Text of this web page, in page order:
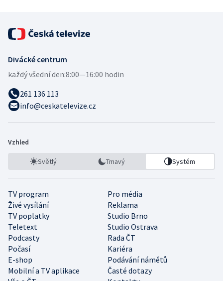
Divácké centrum
každý všední den:8:00—16:00 hodin
261 136 113
info@ceskatelevize.cz
Vzhled
Světlý Tmavý Systém
TV program
Pro média
Živé vysílání
Reklama
TV poplatky
Studio Brno
Teletext
Studio Ostrava
Podcasty
Rada ČT
Počasí
Kariéra
E-shop
Podávání námětů
Mobilní a TV aplikace
Časté dotazy